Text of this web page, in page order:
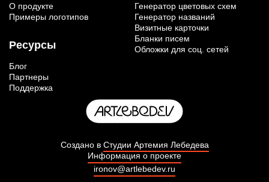
О продукте
Примеры логотипов
Ресурсы
Блог
Партнеры
Поддержка
Генератор цветовых схем
Генератор названий
Визитные карточки
Бланки писем
Обложки для соц. сетей
Создано в Студии Артемия Лебедева
Информация о проекте
ironov@artlebedev.ru